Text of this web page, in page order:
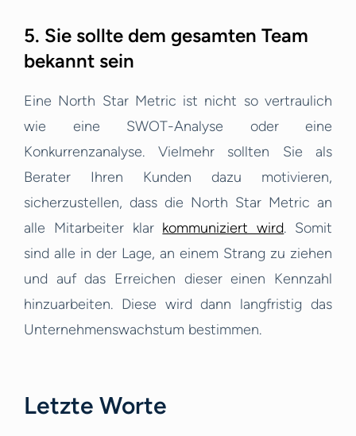
5. Sie sollte dem gesamten Team
bekannt sein
Eine North Star Metric ist nicht so vertraulich
wie eine SWOT-Analyse oder eine
Konkurrenzanalyse. Vielmehr sollten Sie als
Berater Ihren Kunden dazu motivieren,
sicherzustellen, dass die North Star Metric an
alle Mitarbeiter klar kommuniziert wird. Somit
sind alle in der Lage, an einem Strang zu ziehen
und auf das Erreichen dieser einen Kennzahl
hinzuarbeiten. Diese wird dann langfristig das
Unternehmenswachstum bestimmen.
Letzte Worte